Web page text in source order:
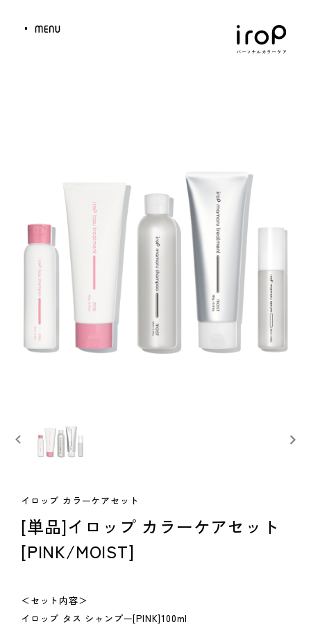
イロップ カラーケアセット
[単品]イロップ カラーケアセット
[PINK/MOIST]
＜セット内容＞
イロップ タス シャンプー[PINK]100ml